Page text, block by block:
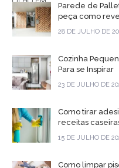
Parede de
peça como
28 DE JULHO DE
Cozinha
Para se Inspirar
23 DE JULHO DE
Como tirar
receitas
15 DE JULHO DE
Como limpar